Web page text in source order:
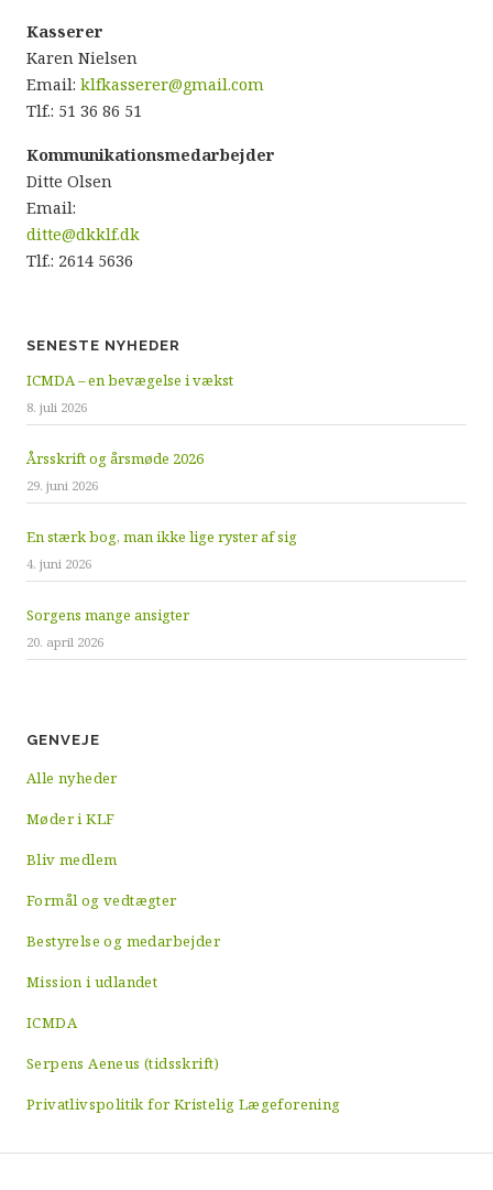
Kasserer
Karen Nielsen
Email: klfkasserer@gmail.com
Tlf.: 51 36 86 51
Kommunikationsmedarbejder
Ditte Olsen
Email:
ditte@dkklf.dk
Tlf.: 2614 5636
SENESTE NYHEDER
ICMDA – en bevægelse i vækst
8. juli 2026
Årsskrift og årsmøde 2026
29. juni 2026
En stærk bog, man ikke lige ryster af sig
4. juni 2026
Sorgens mange ansigter
20. april 2026
GENVEJE
Alle nyheder
Møder i KLF
Bliv medlem
Formål og vedtægter
Bestyrelse og medarbejder
Mission i udlandet
ICMDA
Serpens Aeneus (tidsskrift)
Privatlivspolitik for Kristelig Lægeforening